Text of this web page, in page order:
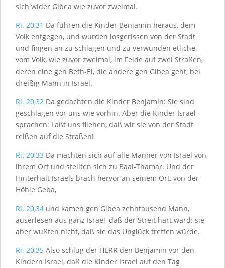
sich wider Gibea wie zuvor zweimal.
Ri. 20,31 Da fuhren die Kinder Benjamin heraus, dem
Volk entgegen, und wurden losgerissen von der Stadt
und fingen an zu schlagen und zu verwunden etliche
vom Volk, wie zuvor zweimal, im Felde auf zwei Straßen,
deren eine gen Beth-El, die andere gen Gibea geht, bei
dreißig Mann in Israel.
Ri. 20,32 Da gedachten die Kinder Benjamin: Sie sind
geschlagen vor uns wie vorhin. Aber die Kinder Israel
sprachen: Laßt uns fliehen, daß wir sie von der Stadt
reißen auf die Straßen!
Ri. 20,33 Da machten sich auf alle Männer von Israel von
ihrem Ort und stellten sich zu Baal-Thamar. Und der
Hinterhalt Israels brach hervor an seinem Ort, von der
Höhle Geba,
Ri. 20,34 und kamen gen Gibea zehntausend Mann,
auserlesen aus ganz Israel, daß der Streit hart ward; sie
aber wußten nicht, daß sie das Unglück treffen würde.
Ri. 20,35 Also schlug der HERR den Benjamin vor den
Kindern Israel, daß die Kinder Israel auf den Tag